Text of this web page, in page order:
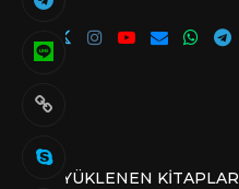
SON YÜKLENEN KITAPLAR